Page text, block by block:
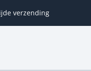
verzending